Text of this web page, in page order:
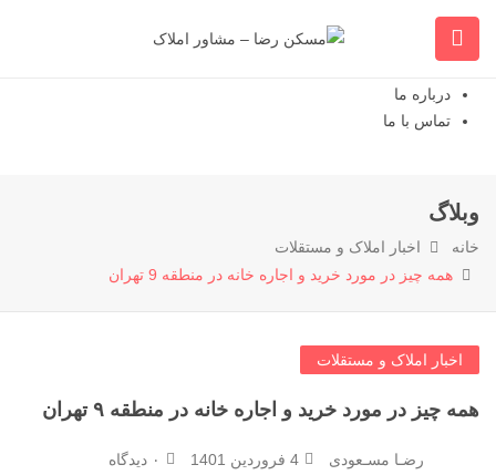
خانه
درباره ما
تماس با ما
وبلاگ
خانه
اخبار املاک و مستقلات
همه چیز در مورد خرید و اجاره خانه در منطقه 9 تهران
اخبار املاک و مستقلات
همه چیز در مورد خرید و اجاره خانه در منطقه ۹ تهران
رضـا مسـعودی 4 فروردین 1401 ۰ دیدگاه